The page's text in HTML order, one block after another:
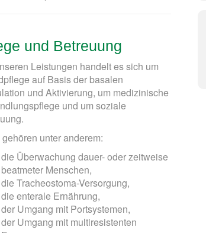
und Betreuung
Leistungen handelt es sich um
auf Basis der basalen
und Aktivierung, um medizinische
und um soziale
unter anderem:
die Überwachung dauer- oder zeitweise
beatmeter Menschen,
die Tracheostoma-Versorgung,
die enterale Ernährung,
der Umgang mit Portsystemen,
der Umgang mit multiresistenten